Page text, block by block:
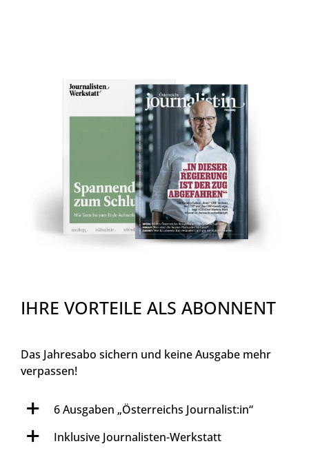
IHRE VORTEILE ALS ABONNENT
Das Jahresabo sichern und keine Ausgabe mehr
verpassen!
6 Ausgaben „Österreichs Journalist:in“
Inklusive Journalisten-Werkstatt